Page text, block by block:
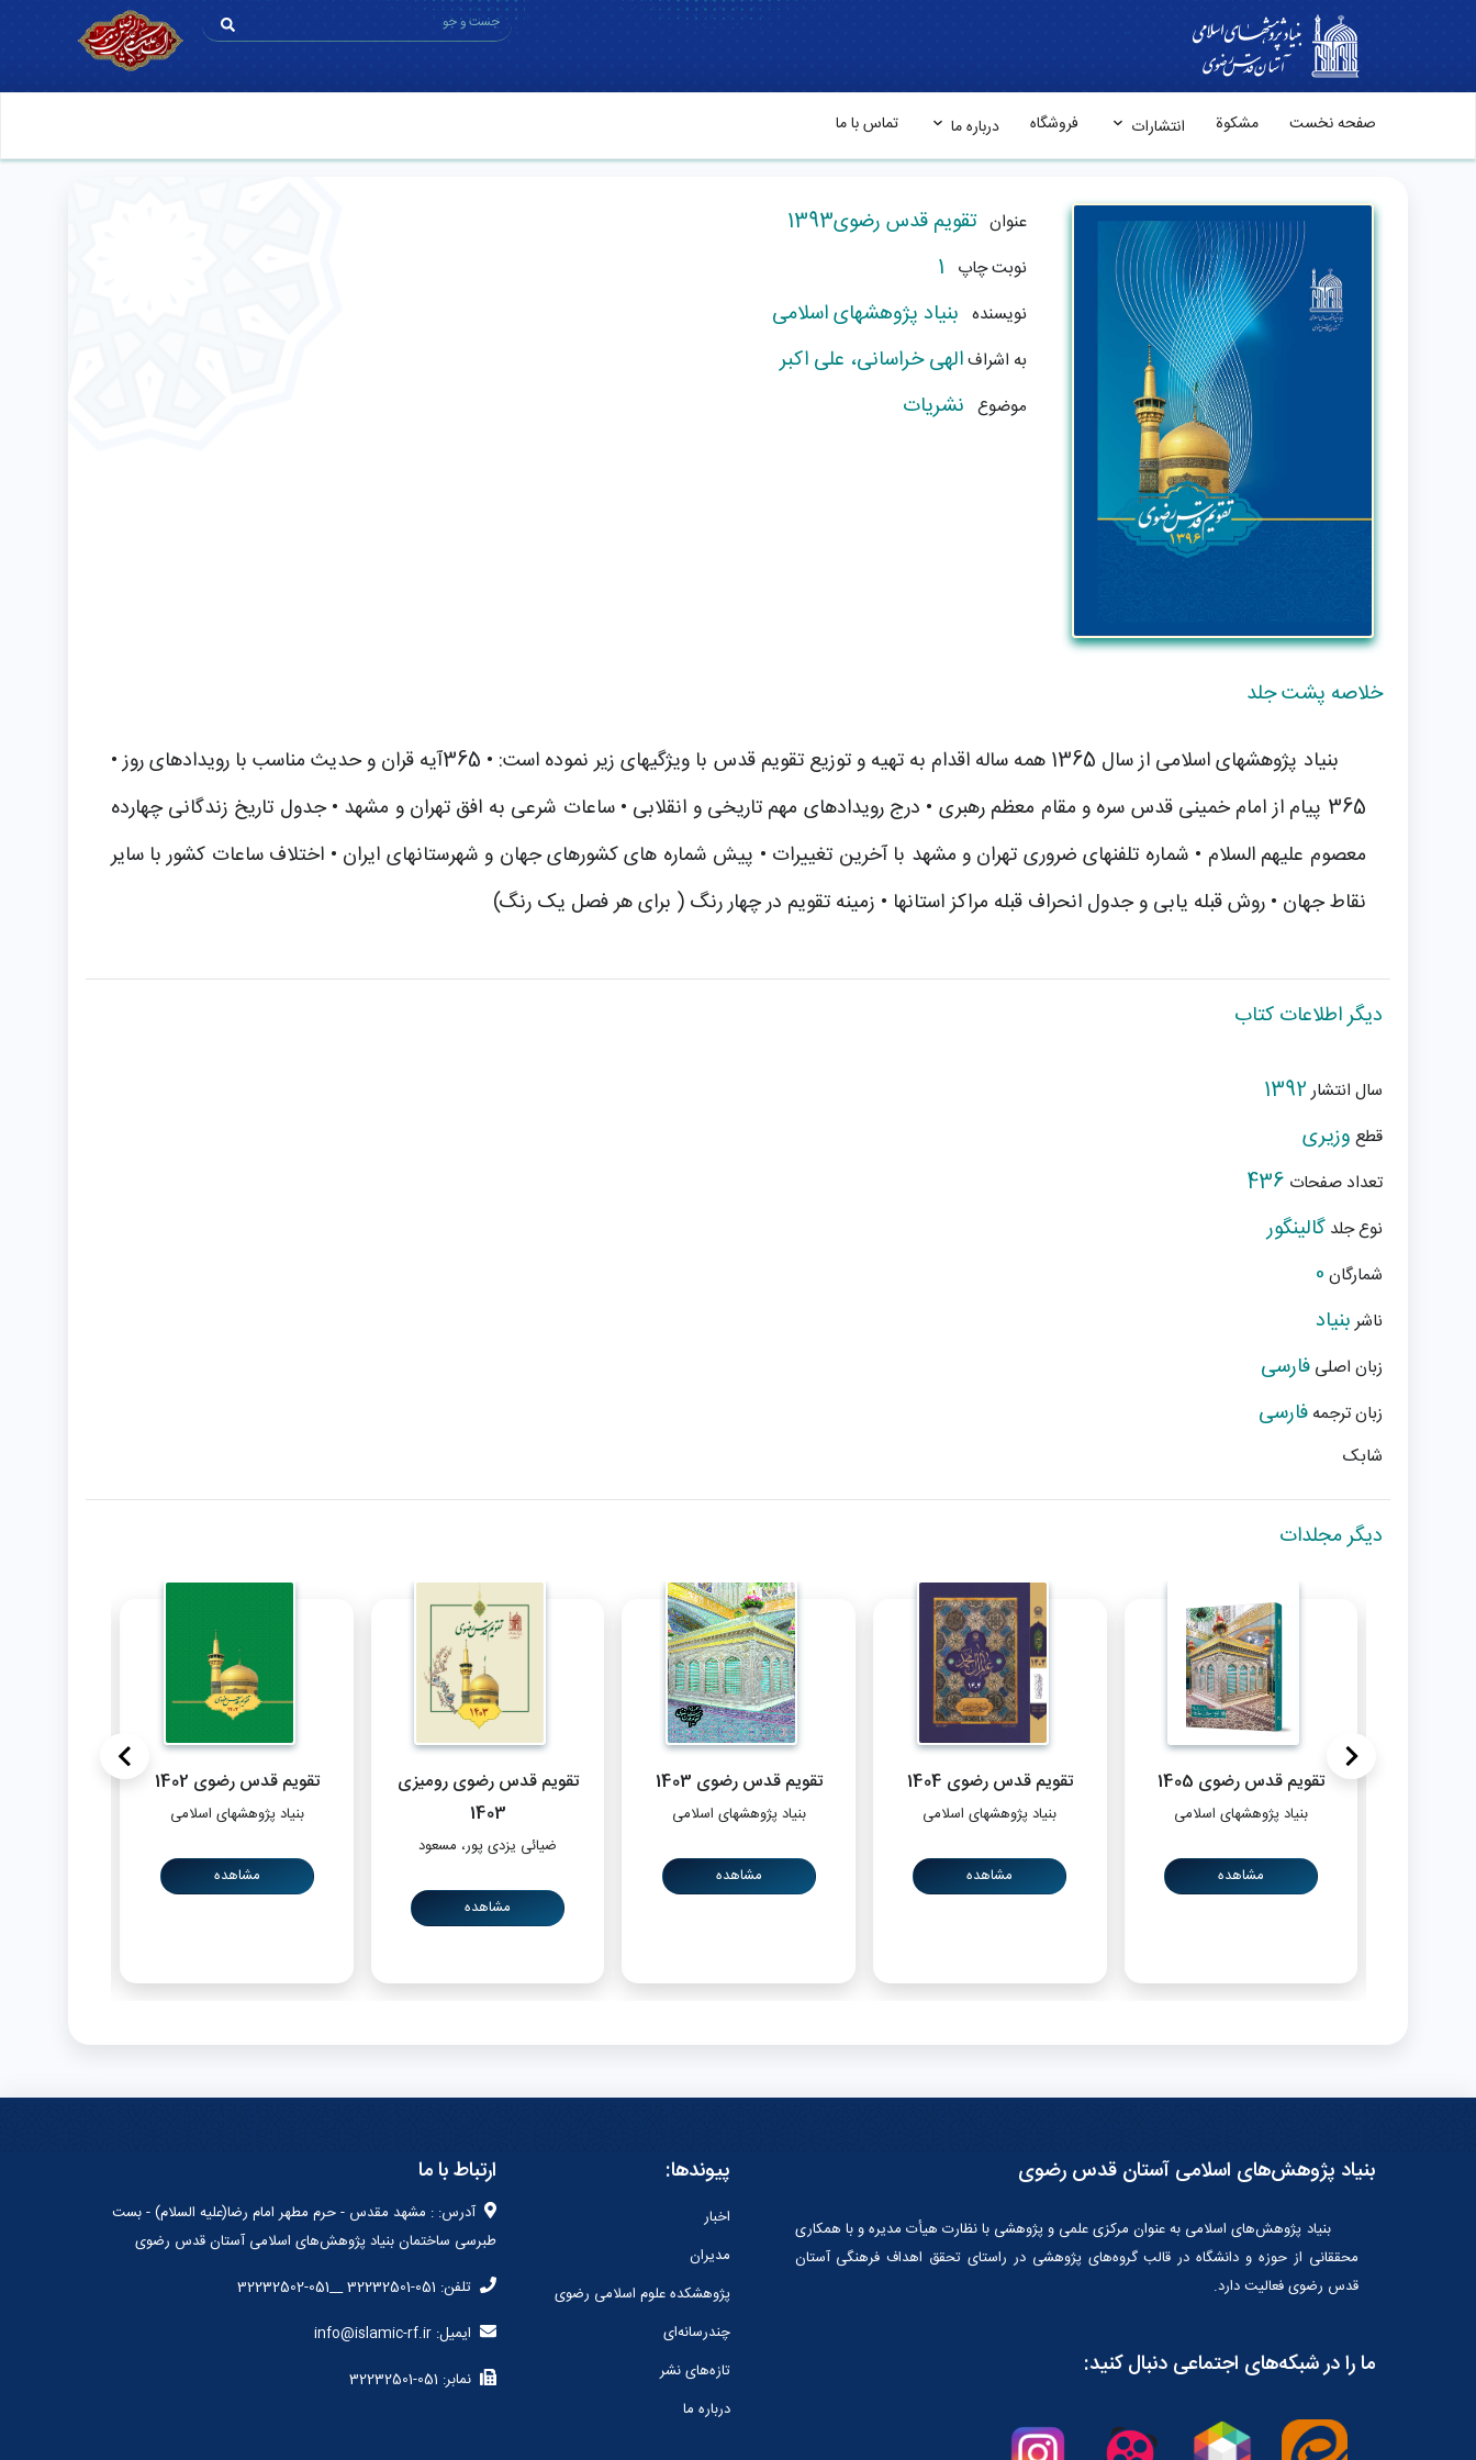
صفحه نخست مشکوة انتشارات فروشگاه درباره ما تماس با ما
عنوان تقویم قدس رضوی1393
نوبت چاپ 1
نویسنده بنیاد پژوهشهای اسلامی
به اشرافالهی خراسانی، علی اکبر
موضوع نشریات
خلاصه پشت جلد
بنیاد پژوهشهای اسلامی از سال 1365 همه ساله اقدام به تهیه و توزیع تقویم قدس با ویژگیهای زیر نموده است: • 365آیه قران و حدیث مناسب با رویدادهای روز •
365 پیام از امام خمینی قدس سره و مقام معظم رهبری • درج رویدادهای مهم تاریخی و انقلابی • ساعات شرعی به افق تهران و مشهد • جدول تاریخ زندگانی چهارده
معصوم علیهم السلام • شماره تلفنهای ضروری تهران و مشهد با آخرین تغییرات • پیش شماره های کشورهای جهان و شهرستانهای ایران • اختلاف ساعات کشور با سایر
نقاط جهان • روش قبله یابی و جدول انحراف قبله مراکز استانها • زمینه تقویم در چهار رنگ ( برای هر فصل یک رنگ)
دیگر اطلاعات کتاب
سال انتشار1392
قطع وزیری
تعداد صفحات 436
نوع جلد گالینگور
شمارگان 0
ناشربنیاد
زبان اصلی فارسی
زبان ترجمه فارسی
شابک
دیگر مجلدات
تقویم قدس رضوی 1405
بنیاد پژوهشهای اسلامی
مشاهده
تقویم قدس رضوی 1404
بنیاد پژوهشهای اسلامی
مشاهده
تقویم قدس رضوی 1403
بنیاد پژوهشهای اسلامی
مشاهده
تقویم قدس رضوی رومیزی
1403
ضیائی یزدی پور، مسعود
مشاهده
تقویم قدس رضوی 1402
بنیاد پژوهشهای اسلامی
مشاهده
<
>
بنیاد پژوهش‌های اسلامی آستان قدس رضوی
بنیاد پژوهش‌هاى اسلامى به عنوان مرکزى علمى و پژوهشى با نظارت هیأت مدیره و با همکارى
محققانى از حوزه و دانشگاه در قالب گروه‌هاى پژوهشى در راستاى تحقق اهداف فرهنگى آستان
قدس رضوى فعالیت دارد.
ما را در شبکه‌های اجتماعی دنبال کنید:
پیوندها:
اخبار
مدیران
پژوهشکده علوم اسلامی رضوی
چندرسانه‌ای
تازه‌های نشر
درباره ما
ارتباط با ما
آدرس: : مشهد مقدس - حرم مطهر امام رضا(علیه السلام) - بست
طبرسی ساختمان بنیاد پژوهش‌های اسلامی آستان قدس رضوی
تلفن: 051-32232501 __051-32232502
ایمیل: info@islamic-rf.ir
نمابر: 051-32232501